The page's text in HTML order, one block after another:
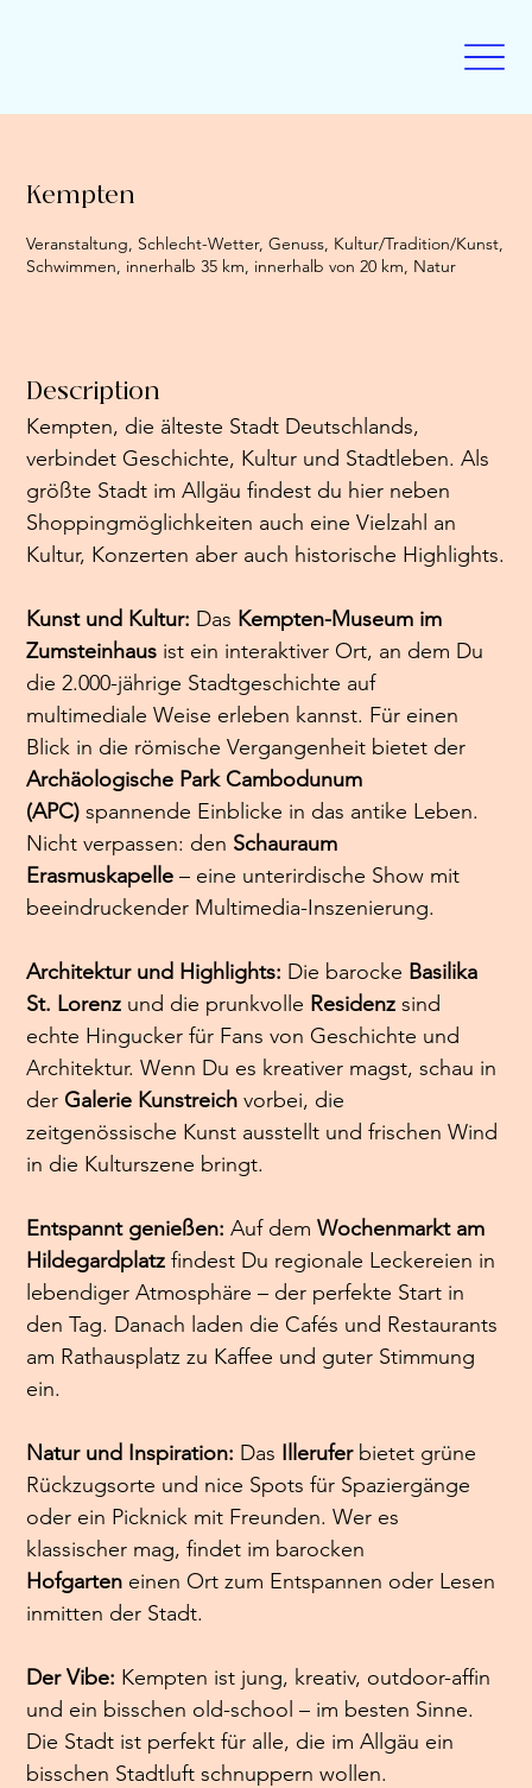
Kempten
Veranstaltung, Schlecht-Wetter, Genuss, Kultur/Tradition/Kunst,
Schwimmen, innerhalb 35 km, innerhalb von 20 km, Natur
Description
Kempten, die älteste Stadt Deutschlands,
verbindet Geschichte, Kultur und Stadtleben. Als
größte Stadt im Allgäu findest du hier neben
Shoppingmöglichkeiten auch eine Vielzahl an
Kultur, Konzerten aber auch historische Highlights.
Kunst und Kultur: Das Kempten-Museum im
Zumsteinhaus ist ein interaktiver Ort, an dem Du
die 2.000-jährige Stadtgeschichte auf
multimediale Weise erleben kannst. Für einen
Blick in die römische Vergangenheit bietet der
Archäologische Park Cambodunum
(APC) spannende Einblicke in das antike Leben.
Nicht verpassen: den Schauraum
Erasmuskapelle – eine unterirdische Show mit
beeindruckender Multimedia-Inszenierung.
Architektur und Highlights: Die barocke Basilika
St. Lorenz und die prunkvolle Residenz sind
echte Hingucker für Fans von Geschichte und
Architektur. Wenn Du es kreativer magst, schau in
der Galerie Kunstreich vorbei, die
zeitgenössische Kunst ausstellt und frischen Wind
in die Kulturszene bringt.
Entspannt genießen: Auf dem Wochenmarkt am
Hildegardplatz findest Du regionale Leckereien in
lebendiger Atmosphäre – der perfekte Start in
den Tag. Danach laden die Cafés und Restaurants
am Rathausplatz zu Kaffee und guter Stimmung
ein.
Natur und Inspiration: Das Illerufer bietet grüne
Rückzugsorte und nice Spots für Spaziergänge
oder ein Picknick mit Freunden. Wer es
klassischer mag, findet im barocken
Hofgarten einen Ort zum Entspannen oder Lesen
inmitten der Stadt.
Der Vibe: Kempten ist jung, kreativ, outdoor-affin
und ein bisschen old-school – im besten Sinne.
Die Stadt ist perfekt für alle, die im Allgäu ein
bisschen Stadtluft schnuppern wollen.